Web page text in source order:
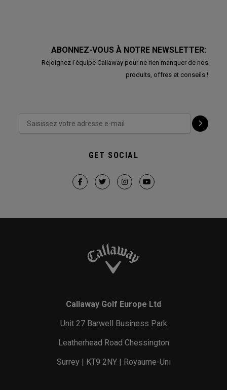
ABONNEZ-VOUS À NOTRE NEWSLETTER:
Rejoignez l'équipe Callaway pour ne rien manquer de nos
produits, offres et conseils !
GET SOCIAL
Callaway Golf Europe Ltd
Unit 27 Barwell Business Park
Leatherhead Road Chessington
Surrey | KT9 2NY | Royaume-Uni